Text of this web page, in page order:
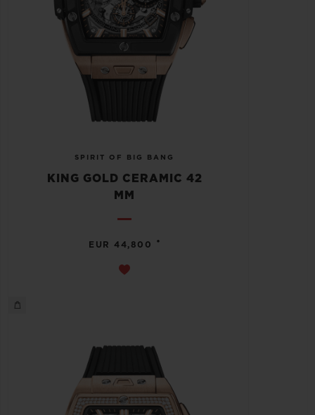
SPIRIT OF BIG BANG
KING GOLD CERAMIC 42
MM
EUR 44,800 •